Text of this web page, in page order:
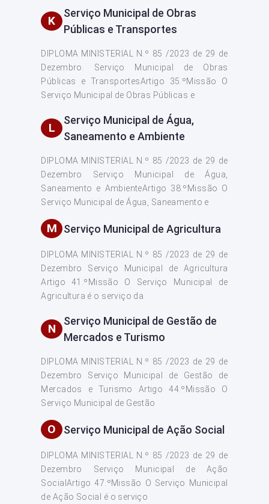
K
Serviço Municipal de Obras
Públicas e Transportes
DIPLOMA MINISTERIAL N.º 85 /2023 de 29 de
Dezembro. Serviço Municipal de Obras
Públicas e TransportesArtigo 35.ºMissão O
Serviço Municipal de Obras Públicas e
L
Serviço Municipal de Água,
Saneamento e Ambiente
DIPLOMA MINISTERIAL N.º 85 /2023 de 29 de
Dezembro Serviço Municipal de Água,
Saneamento e AmbienteArtigo 38.ºMissão O
Serviço Municipal de Água, Saneamento e
M Serviço Municipal de Agricultura
DIPLOMA MINISTERIAL N.º 85 /2023 de 29 de
Dezembro Serviço Municipal de Agricultura
Artigo 41.ºMissão O Serviço Municipal de
Agricultura é o serviço da
N
Serviço Municipal de Gestão de
Mercados e Turismo
DIPLOMA MINISTERIAL N.º 85 /2023 de 29 de
Dezembro Serviço Municipal de Gestão de
Mercados e Turismo Artigo 44.ºMissão O
Serviço Municipal de Gestão
O Serviço Municipal de Ação Social
DIPLOMA MINISTERIAL N.º 85 /2023 de 29 de
Dezembro Serviço Municipal de Ação
SocialArtigo 47.ºMissão O Serviço Municipal
de Ação Social é o serviço